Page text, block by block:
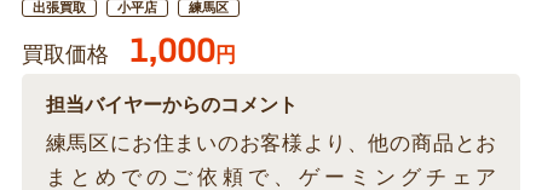
出張買取 小平店 練馬区
買取価格 1,000円
担当バイヤーからのコメント
練馬区にお住まいのお客様より、他の商品とお
まとめでのご依頼で、ゲーミングチェア